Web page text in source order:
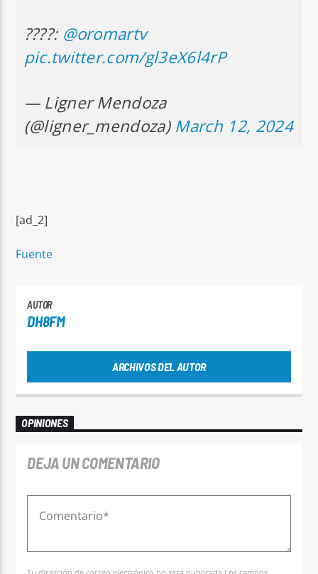
????: @oromartv
pic.twitter.com/gl3eX6l4rP
— Ligner Mendoza
(@ligner_mendoza) March 12, 2024
[ad_2]
Fuente
AUTOR
DH8FM
ARCHIVOS DEL AUTOR
OPINIONES
DEJA UN COMENTARIO